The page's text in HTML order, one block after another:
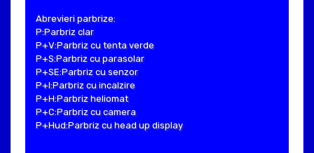
Abrevieri parbrize:
P:Parbriz clar
P+V:Parbriz cu tenta verde
P+S:Parbriz cu parasolar
P+SE:Parbriz cu senzor
P+I:Parbriz cu incalzire
P+H:Parbriz heliomat
P+C:Parbriz cu camera
P+Hud:Parbriz cu head up display